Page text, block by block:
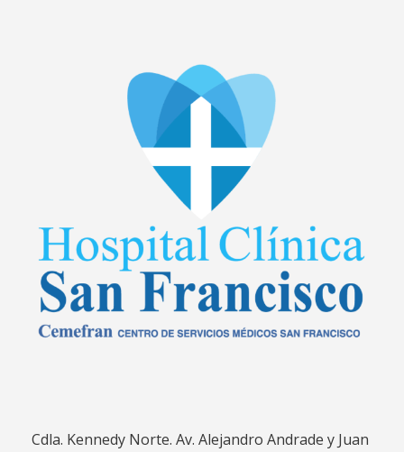
Cdla. Kennedy Norte. Av. Alejandro Andrade y Juan